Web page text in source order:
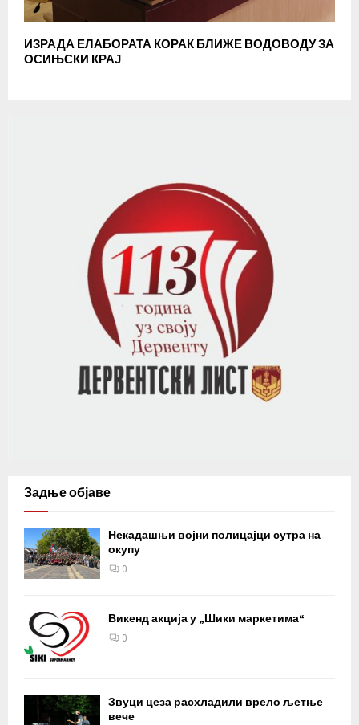
ИЗРАДА ЕЛАБОРАТА КОРАК БЛИЖЕ ВОДОВОДУ ЗА
ОСИЊСКИ КРАЈ
Задње објаве
Некадашњи војни полицајци сутра на
окупу
0
Викенд акција у „Шики маркетима“
0
Звуци цеза расхладили врело љетње
вече